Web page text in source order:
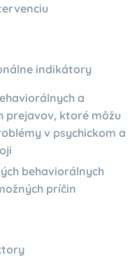
indikátory
a
prejavov, ktoré môžu
v psychickom a
behaviorálnych
príčin